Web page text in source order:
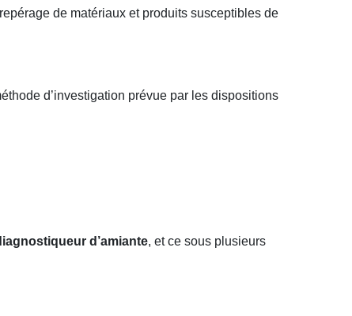
de matériaux et produits susceptibles de
d’investigation prévue par les dispositions
d’amiante, et ce sous plusieurs